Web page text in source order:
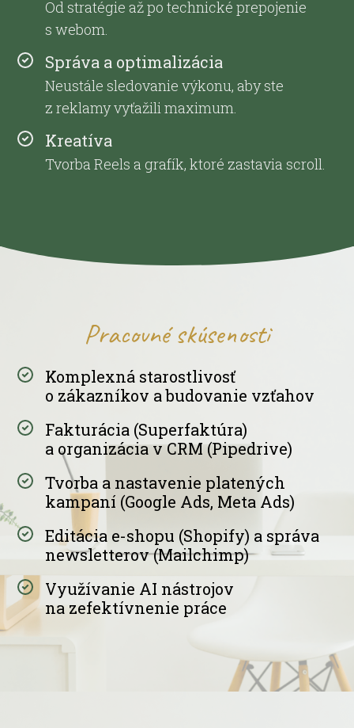
Od stratégie až po technické prepojenie
s webom.
Správa a optimalizácia
Neustále sledovanie výkonu, aby ste
z reklamy vyťažili maximum.
Kreatíva
Tvorba Reels a grafík, ktoré zastavia scroll.
Pracovné skúsenosti
Komplexná starostlivosť
o zákazníkov a budovanie vzťahov
Fakturácia (Superfaktúra)
a organizácia v CRM (Pipedrive)
Tvorba a nastavenie platených
kampaní (Google Ads, Meta Ads)
Editácia e-shopu (Shopify) a správa
newsletterov (Mailchimp)
Využívanie AI nástrojov
na zefektívnenie práce